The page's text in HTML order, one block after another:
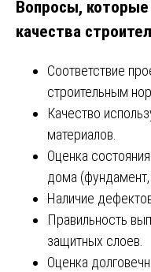
Вопросы,
качества
Соответствие
строительным
Качество
материалов.
Оценка
дома
Наличие
Правильность
защитных слоев.
Оценка